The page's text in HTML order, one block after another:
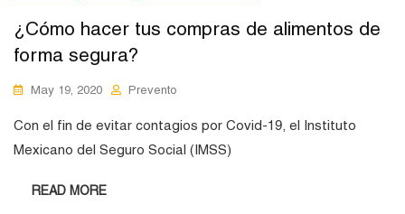
¿Cómo hacer tus compras de alimentos de
forma segura?
May 19, 2020 Prevento
Con el fin de evitar contagios por Covid-19, el Instituto
Mexicano del Seguro Social (IMSS)
READ MORE